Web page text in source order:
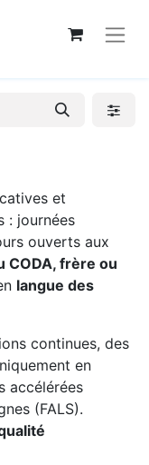
et
: journées
ouverts aux
CODA, frère ou
langue des
continues, des
en
accélérées
(FALS).